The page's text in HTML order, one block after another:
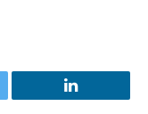
LinkedIn